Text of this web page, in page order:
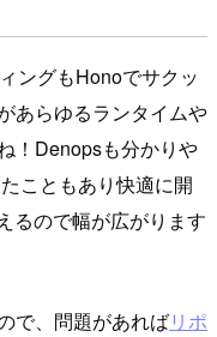
ングもHonoでサクッ
あらゆるランタイムや
！Denopsも分かりや
こともあり快適に開
るので幅が広がります
で、問題があればリポ